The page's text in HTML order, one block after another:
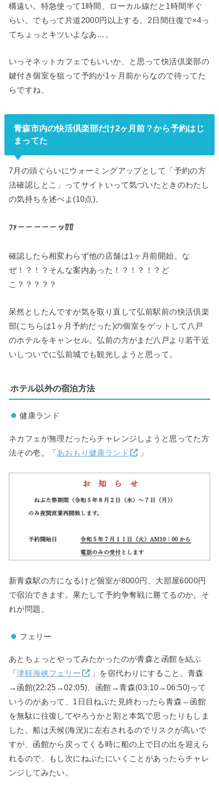
構遠い。特急使って1時間、ローカル線だと1時間半ぐ
らい。でもって片道2000円以上する。2日間往復で×4っ
てちょっとキツいよなあ…。
いっそネットカフェでもいいか、と思って快活倶楽部の
鍵付き個室を狙って予約が1ヶ月前からなので待ってた
らですね、
青森市内の快活倶楽部だけ2ヶ月前？から予約はじ
まってた
7月の頭ぐらいにウォーミングアップとして「予約の方
法確認しとこ」ってサイトいって気づいたときのわたし
の気持ちを述べよ(10点)。
ﾌｧ－－－－－ッ⁉︎⁉︎
確認したら相変わらず他の店舗は1ヶ月前開始。な
ぜ！？！？そんな案内あった！？！？！？ど
こ？？？？？
呆然としたんですが気を取り直して弘前駅前の快活倶楽
部(こちらは1ヶ月予約だった)の個室をゲットして八戸
のホテルをキャンセル。弘前の方がまだ八戸より若干近
いしついでに弘前城でも観光しようと思って。
ホテル以外の宿泊方法
健康ランド
ネカフェが無理だったらチャレンジしようと思ってた方
法その壱。「あおもり健康ランド 」
新青森駅の方になるけど個室が8000円、大部屋6000円
で宿泊できます。果たして予約争奪戦に勝てるのか。そ
れが問題。
フェリー
あとちょっとやってみたかったのが青森と函館を結ぶ
「津軽海峡フェリー
」を宿代わりにすること。青森
→函館(22:25→02:05)、函館→青森(03:10→06:50)って
いうのがあって、1日目ねぶた見終わったら青森⇔函館
を無駄に往復してやろうかと割と本気で思ったりもしま
した。船は天候(海況)に左右されるのでリスクが高いで
すが、函館から戻ってくる時に船の上で日の出を迎えら
れるので、もし次にねぶたにいくことがあったらチャレ
ンジしてみたい。